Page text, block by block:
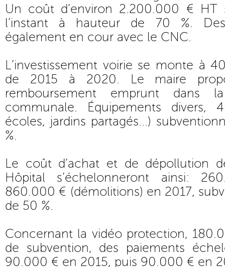
Un coût d’environ 2.200.000 € HT
l’instant à hauteur de 70 %.
également en cour avec le CNC.
L’investissement voirie se monte à
de 2015 à 2020. Le maire
remboursement emprunt dans
communale. Équipements divers,
écoles, jardins partagés...)
%.
Le coût d’achat et de dépollution
Hôpital s’échelonneront ainsi:
860.000 € (démolitions) en 2017,
de 50 %.
Concernant la vidéo protection,
de subvention, des paiements
90.000 € en 2015, puis 90.000 € en